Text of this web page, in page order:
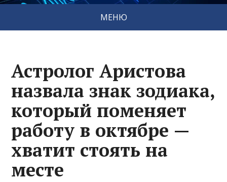
МЕНЮ
Астролог Аристова
назвала знак зодиака,
который поменяет
работу в октябре —
хватит стоять на
месте